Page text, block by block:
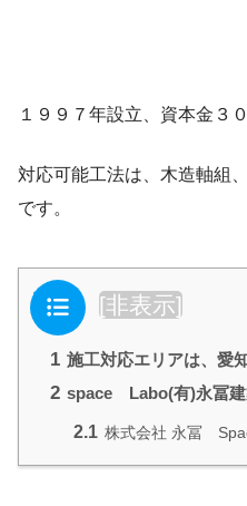
１９９７年設立、資本金３
対応可能工法は、木造軸組
です。
目次 [非表示]
1 施工対応エリアは、愛
2 space Labo(有)永冨建
2.1 株式会社 永冨